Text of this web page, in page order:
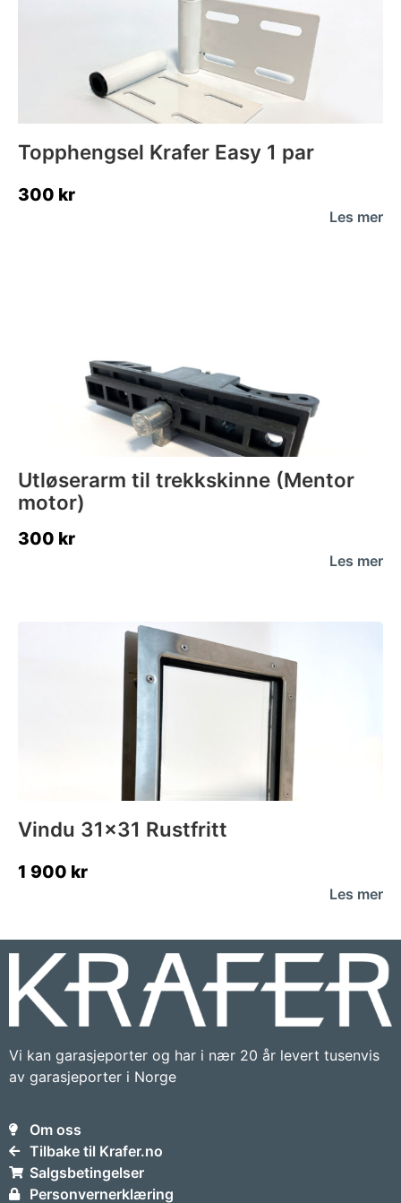
Topphengsel Krafer Easy 1 par
300 kr
Les mer
Utløserarm til trekkskinne (Mentor
motor)
300 kr
Les mer
Vindu 31×31 Rustfritt
1 900 kr
Les mer
Vi kan garasjeporter og har i nær 20 år levert tusenvis
av garasjeporter i Norge
Om oss
Tilbake til Krafer.no
Salgsbetingelser
Personvernerklæring